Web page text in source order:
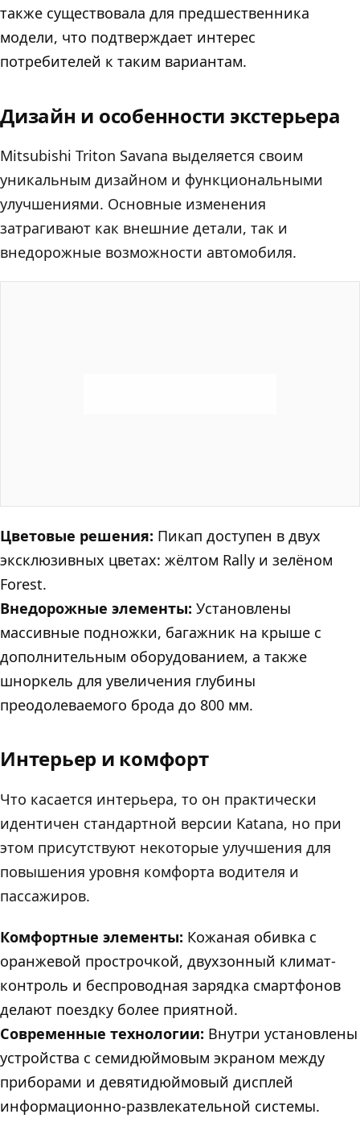
также существовала для предшественника
модели, что подтверждает интерес
потребителей к таким вариантам.
Дизайн и особенности экстерьера
Mitsubishi Triton Savana выделяется своим
уникальным дизайном и функциональными
улучшениями. Основные изменения
затрагивают как внешние детали, так и
внедорожные возможности автомобиля.
Цветовые решения: Пикап доступен в двух
эксклюзивных цветах: жёлтом Rally и зелёном
Forest.
Внедорожные элементы: Установлены
массивные подножки, багажник на крыше с
дополнительным оборудованием, а также
шноркель для увеличения глубины
преодолеваемого брода до 800 мм.
Интерьер и комфорт
Что касается интерьера, то он практически
идентичен стандартной версии Katana, но при
этом присутствуют некоторые улучшения для
повышения уровня комфорта водителя и
пассажиров.
Комфортные элементы: Кожаная обивка с
оранжевой прострочкой, двухзонный климат-
контроль и беспроводная зарядка смартфонов
делают поездку более приятной.
Современные технологии: Внутри установлены
устройства с семидюймовым экраном между
приборами и девятидюймовый дисплей
информационно-развлекательной системы.